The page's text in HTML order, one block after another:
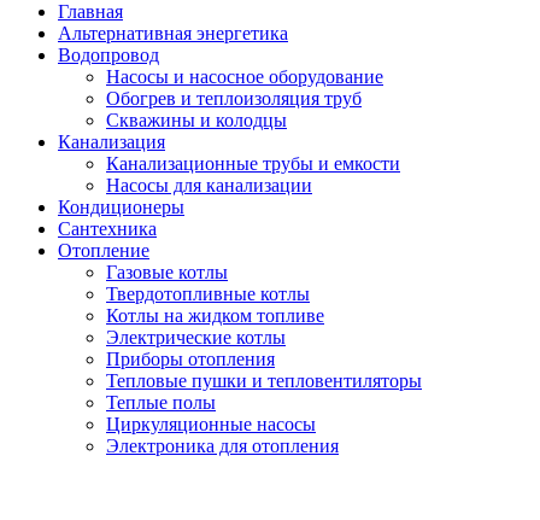
Главная
Альтернативная энергетика
Водопровод
Насосы и насосное оборудование
Обогрев и теплоизоляция труб
Скважины и колодцы
Канализация
Канализационные трубы и емкости
Насосы для канализации
Кондиционеры
Сантехника
Отопление
Газовые котлы
Твердотопливные котлы
Котлы на жидком топливе
Электрические котлы
Приборы отопления
Тепловые пушки и тепловентиляторы
Теплые полы
Циркуляционные насосы
Электроника для отопления